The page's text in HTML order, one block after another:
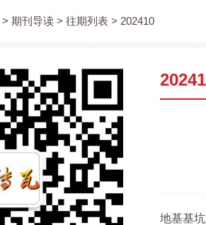
> 期刊导读 > 往期列表 > 202410
地基基